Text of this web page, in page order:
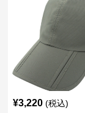
¥3,220 (税込)